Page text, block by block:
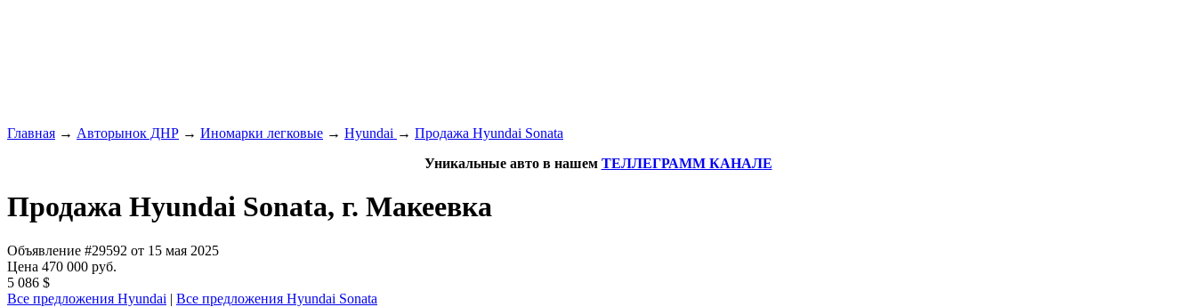
Главная → Авторынок ДНР → Иномарки легковые → Hyundai → Продажа Hyundai Sonata
Уникальные авто в нашем ТЕЛЛЕГРАММ КАНАЛЕ
Продажа Hyundai Sonata, г. Макеевка
Объявление #29592 от 15 мая 2025
Цена 470 000 руб.
5 086 $
Все предложения Hyundai | Все предложения Hyundai Sonata